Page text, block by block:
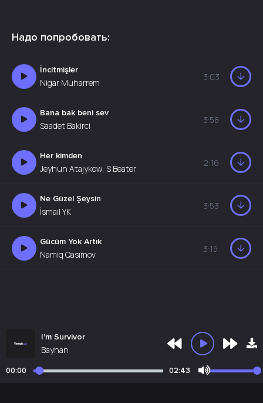
Надо попробовать:
İncitmişler
Nigar Muharrem
3:03
Bana bak beni sev
Saadet Bakirci
3:58
Her kimden
Jeyhun Atajykow, S Beater
2:16
Ne Güzel Şeysin
İsmail YK
3:53
Gücüm Yok Artık
Namiq Qasımov
3:15
I'm Survivor
Bayhan
00:00 02:43